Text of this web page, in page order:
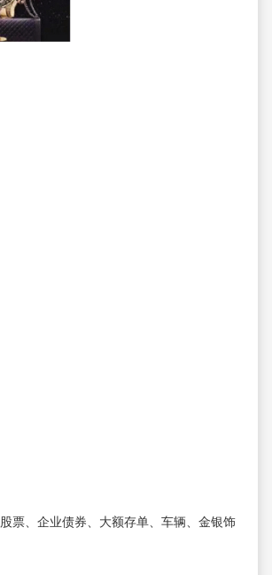
票、企业债券、大额存单、车辆、金银饰